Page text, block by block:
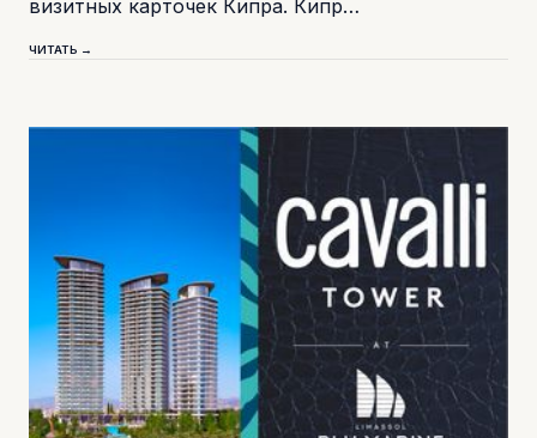
визитных карточек Кипра. Кипр…
ЧИТАТЬ →